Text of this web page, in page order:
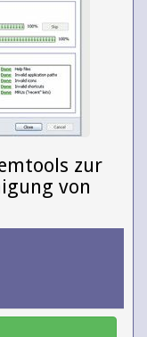
zur
von